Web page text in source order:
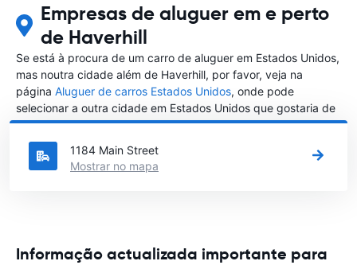
Empresas de aluguer em e perto
de Haverhill
Se está à procura de um carro de aluguer em Estados Unidos,
mas noutra cidade além de Haverhill, por favor, veja na
página Aluguer de carros Estados Unidos, onde pode
selecionar a outra cidade em Estados Unidos que gostaria de
alugar um carro
1184 Main Street
Mostrar no mapa
Informação actualizada importante para